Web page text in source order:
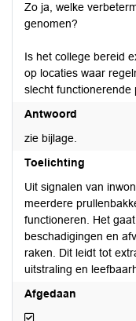
Zo ja, welke
genomen?
Is het college bereid
op locaties waar
slecht functionerende
Antwoord
zie bijlage.
Toelichting
Uit signalen van
meerdere
functioneren. Het
beschadigingen en
raken. Dit leidt tot
uitstraling en
Afgedaan
Afgedaan